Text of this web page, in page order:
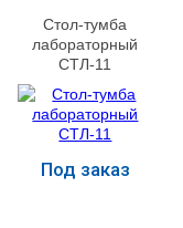
Стол-тумба
лабораторный
СТЛ-11
Под заказ